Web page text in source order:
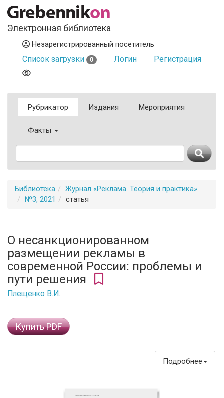
Электронная библиотека
Незарегистрированный посетитель
Список загрузки 0 Логин Регистрация
Рубрикатор Издания Мероприятия
Факты
Библиотека
Журнал «Реклама. Теория и практика»
№3, 2021
статья
О несанкционированном
размещении рекламы в
современной России: проблемы и
пути решения
Плещенко В.И.
Купить PDF
Подробнее